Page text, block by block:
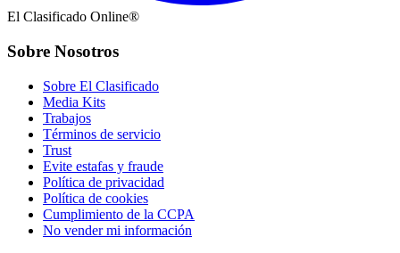
El Clasificado Online®
Sobre Nosotros
Sobre El Clasificado
Media Kits
Trabajos
Términos de servicio
Trust
Evite estafas y fraude
Política de privacidad
Política de cookies
Cumplimiento de la CCPA
No vender mi información